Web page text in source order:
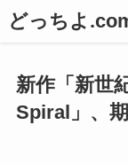
どっちよ
新作「新世
Spiral」、